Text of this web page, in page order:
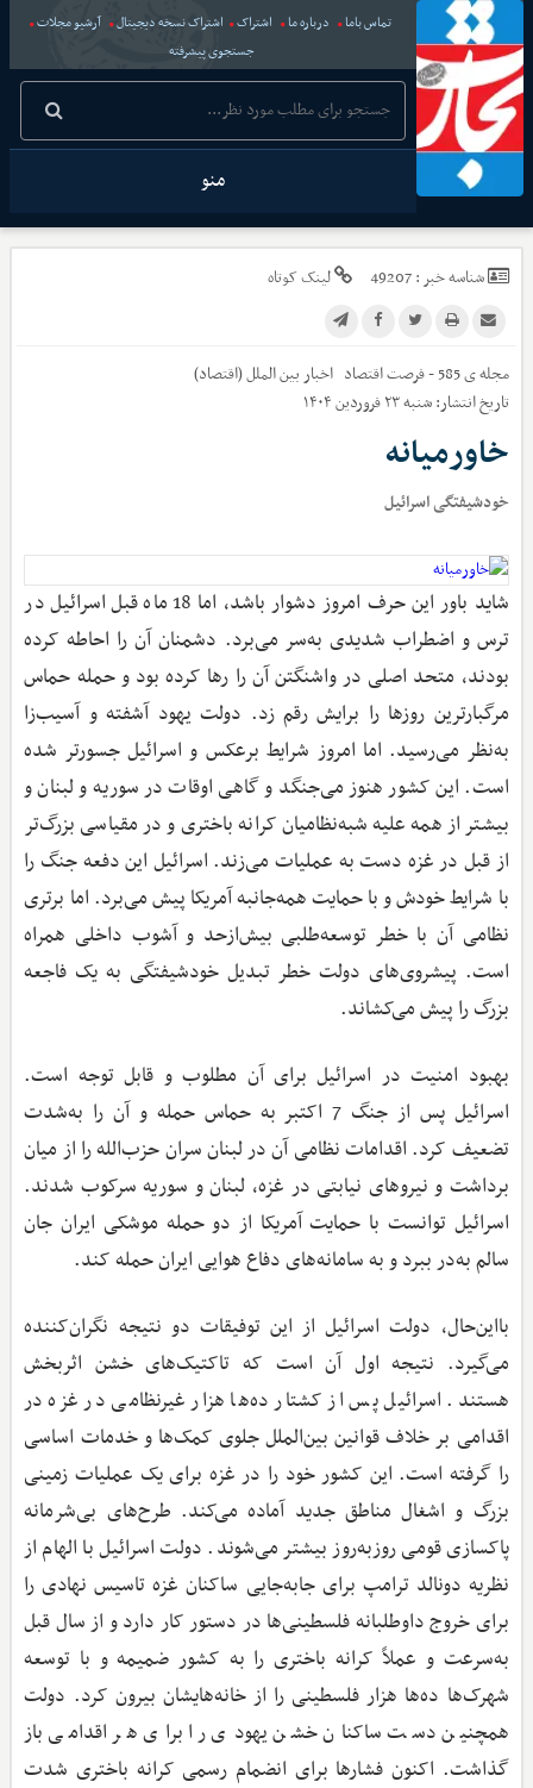
تماس باما درباره ما اشتراک اشتراک نسخه دیجیتال
آرشیو مجلات
جستجوی پیشرفته
منو
شناسه خبر :49207 لینک کوتاه
مجله ی 585 - فرصت اقتصاد اخباربین الملل (اقتصاد)
تاریخ انتشار:شنبه ۲۳ فروردین ۱۴۰۴
خاورمیانه
خودشیفتگی اسرائیل
شاید باور این حرف امروز دشوار باشد، اما 18 ماه قبل اسرائیل در
ترس و اضطراب شدیدی به‌سر می‌برد. دشمنان آن را احاطه کرده
بودند، متحد اصلی در واشنگتن آن را رها کرده بود و حمله حماس
مرگبارترین روزها را برایش رقم زد. دولت یهود آشفته و آسیب‌زا
به‌نظر می‌رسید. اما امروز شرایط برعکس و اسرائیل جسورتر شده
است. این کشور هنوز می‌جنگد و گاهی اوقات در سوریه و لبنان و
بیشتر از همه علیه شبه‌نظامیان کرانه باختری و در مقیاسی بزرگ‌تر
از قبل در غزه دست به عملیات می‌زند. اسرائیل این دفعه جنگ را
با شرایط خودش و با حمایت همه‌جانبه آمریکا پیش می‌برد. اما برتری
نظامی آن با خطر توسعه‌طلبی‌ بیش‌ازحد و آشوب داخلی همراه
است. پیشروی‌های دولت خطر تبدیل خودشیفتگی به یک فاجعه
بزرگ را پیش می‌کشاند.
بهبود امنیت در اسرائیل برای آن مطلوب و قابل توجه است.
اسرائیل پس از جنگ 7 اکتبر به حماس حمله و آن را به‌شدت
تضعیف کرد. اقدامات نظامی آن در لبنان سران حزب‌الله را از میان
برداشت و نیروهای نیابتی در غزه، لبنان و سوریه سرکوب شدند.
اسرائیل توانست با حمایت آمریکا از دو حمله موشکی ایران جان
سالم به‌در ببرد و به سامانه‌های دفاع هوایی ایران حمله کند.
با‌این‌حال، دولت اسرائیل از این توفیقات دو نتیجه نگران‌کننده
می‌گیرد. نتیجه اول آن است که تاکتیک‌های خشن اثربخش
هستند. اسرائیل پس از کشتار ده‌ها هزار غیرنظامی در غزه در
اقدامی بر خلاف قوانین بین‌الملل جلوی کمک‌ها و خدمات اساسی
را گرفته است. این کشور خود را در غزه برای یک عملیات زمینی
بزرگ و اشغال مناطق جدید آماده می‌کند. طرح‌های بی‌شرمانه
پاکسازی قومی روز‌به‌روز بیشتر می‌شوند. دولت اسرائیل با الهام از
نظریه دونالد ترامپ برای جابه‌جایی ساکنان غزه تاسیس نهادی را
برای خروج داوطلبانه فلسطینی‌ها در دستور کار دارد و از سال قبل
به‌سرعت و عملاً کرانه باختری را به کشور ضمیمه و با توسعه
شهرک‌ها ده‌ها هزار فلسطینی را از خانه‌هایشان بیرون کرد. دولت
همچنین دست ساکنان خشن یهودی را برای هر اقدامی باز
گذاشت. اکنون فشارها برای انضمام رسمی کرانه باختری شدت